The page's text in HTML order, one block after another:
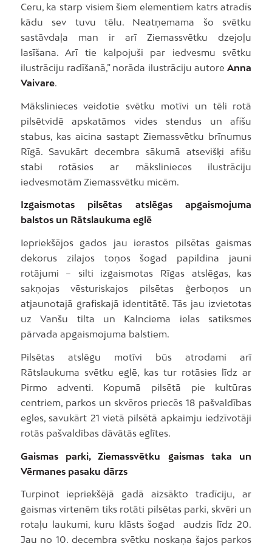
Ceru, ka starp visiem šiem elementiem katrs atradīs
kādu sev tuvu tēlu. Neatņemama šo svētku
sastāvdaļa man ir arī Ziemassvētku dzejoļu
lasīšana. Arī tie kalpojuši par iedvesmu svētku
ilustrāciju radīšanā,” norāda ilustrāciju autoreAnna
Vaivare.
Mākslinieces veidotie svētku motīvi un tēli rotā
pilsētvidē apskatāmos vides stendus un afišu
stabus, kas aicina sastapt Ziemassvētku brīnumus
Rīgā. Savukārt decembra sākumā atsevišķi afišu
stabi rotāsies ar mākslinieces ilustrāciju
iedvesmotām Ziemassvētku micēm.
Izgaismotas pilsētas atslēgas apgaismojuma
balstos un Rātslaukuma eglē
Iepriekšējos gados jau ierastos pilsētas gaismas
dekorus zilajos toņos šogad papildina jauni
rotājumi – silti izgaismotas Rīgas atslēgas, kas
sakņojas vēsturiskajos pilsētas ģerboņos un
atjaunotajā grafiskajā identitātē. Tās jau izvietotas
uz Vanšu tilta un Kalnciema ielas satiksmes
pārvada apgaismojuma balstiem.
Pilsētas atslēgu motīvi būs atrodami arī
Rātslaukuma svētku eglē, kas tur rotāsies līdz ar
Pirmo adventi. Kopumā pilsētā pie kultūras
centriem, parkos un skvēros priecēs 18 pašvaldības
egles, savukārt 21 vietā pilsētā apkaimju iedzīvotāji
rotās pašvaldības dāvātās eglītes.
Gaismas parki, Ziemassvētku gaismas taka un
Vērmanes pasaku dārzs
Turpinot iepriekšējā gadā aizsākto tradīciju, ar
gaismas virtenēm tiks rotāti pilsētas parki, skvēri un
rotaļu laukumi, kuru klāsts šogad audzis līdz 20.
Jau no 10. decembra svētku noskaņa šajos parkos